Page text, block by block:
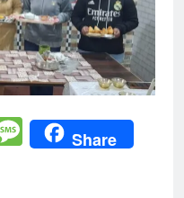
Message
Share